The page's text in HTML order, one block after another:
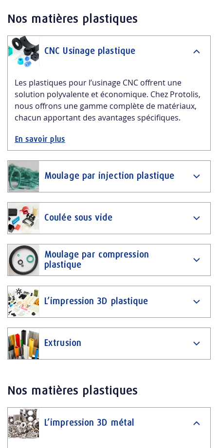
Nos matières plastiques
CNC Usinage plastique
Les plastiques pour l’usinage CNC offrent une
solution polyvalente et économique. Chez Protolis,
nous offrons une gamme complète de matériaux,
chacun apportant des avantages spécifiques.
En savoir plus
Moulage par injection plastique
Coulée sous vide
Moulage par compression
plastique
L’impression 3D plastique
Extrusion
Nos matières plastiques
L’impression 3D métal